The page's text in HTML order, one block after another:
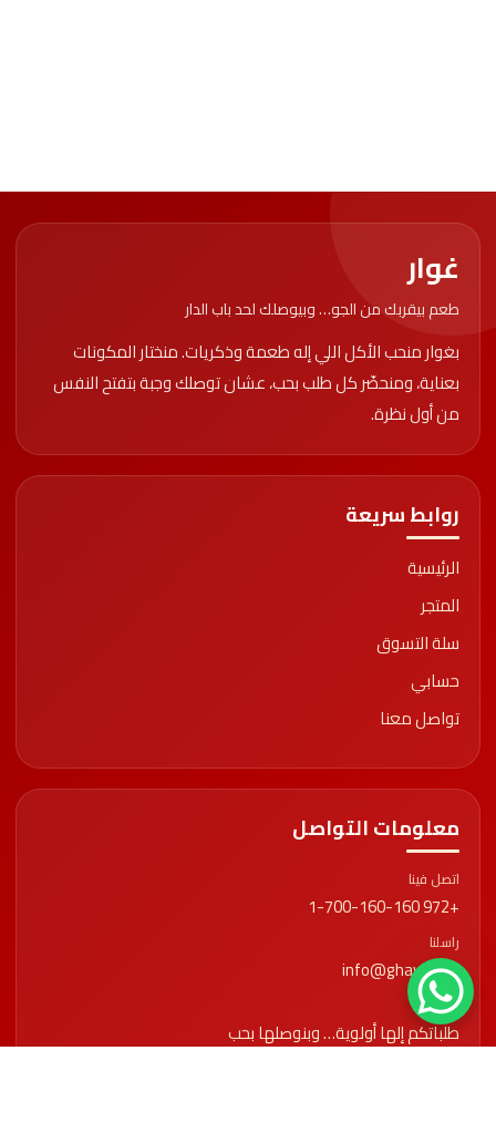
غوار
طعم بيقربك من الجو… وبيوصلك لحد باب الدار
بغوار منحب الأكل اللي إله طعمة وذكريات. منختار المكونات
بعناية، ومنحضّر كل طلب بحب، عشان توصلك وجبة بتفتح النفس
من أول نظرة.
روابط سريعة
الرئيسية
المتجر
سلة التسوق
حسابي
تواصل معنا
معلومات التواصل
اتصل فينا
+972 1-700-160-160
راسلنا
info@ghawar.ps
رسالتنا
طلباتكم إلها أولوية… وبنوصلها بحب